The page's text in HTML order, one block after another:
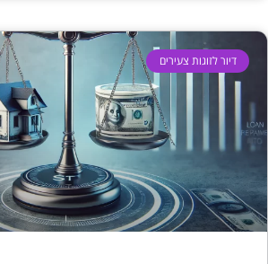
דיור לזוגות צעירים